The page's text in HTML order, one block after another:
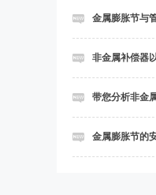
景详解金属膨胀节与
求 非金属补偿器
态进行安装法
带您分析非金
金属膨胀节的